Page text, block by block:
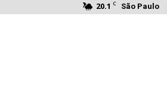
20.1 C São Paulo